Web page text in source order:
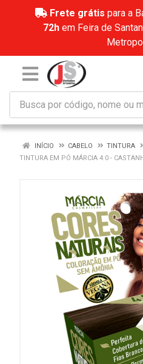
Frete grátis para a
72hem Feira de
INÍCIO CABELO
TINTURA
TINTURA EM PÓ MÁRCIA 4.0 -